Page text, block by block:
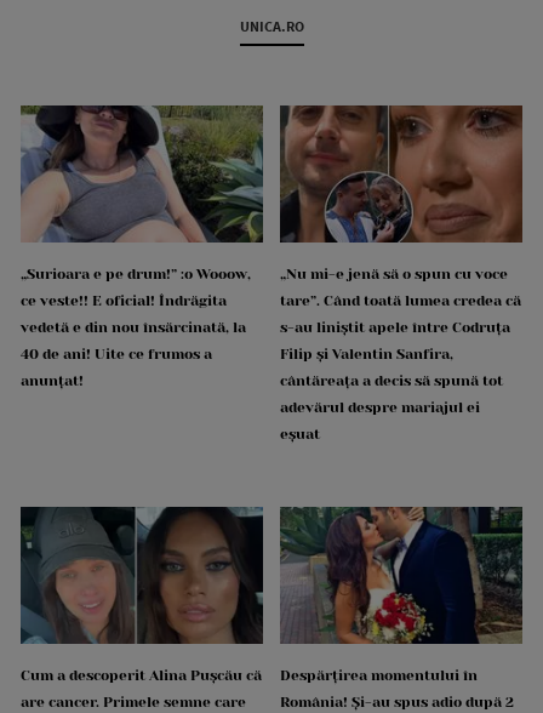
UNICA.RO
„Surioara e pe drum!” :o Wooow,
ce veste!! E oficial! Îndrăgita
vedetă e din nou însărcinată, la
40 de ani! Uite ce frumos a
anunțat!
„Nu mi-e jenă să o spun cu voce
tare”. Când toată lumea credea că
s-au liniștit apele între Codruța
Filip și Valentin Sanfira,
cântăreața a decis să spună tot
adevărul despre mariajul ei
eșuat
Cum a descoperit Alina Pușcău că
are cancer. Primele semne care
Despărțirea momentului în
România! Și-au spus adio după 2